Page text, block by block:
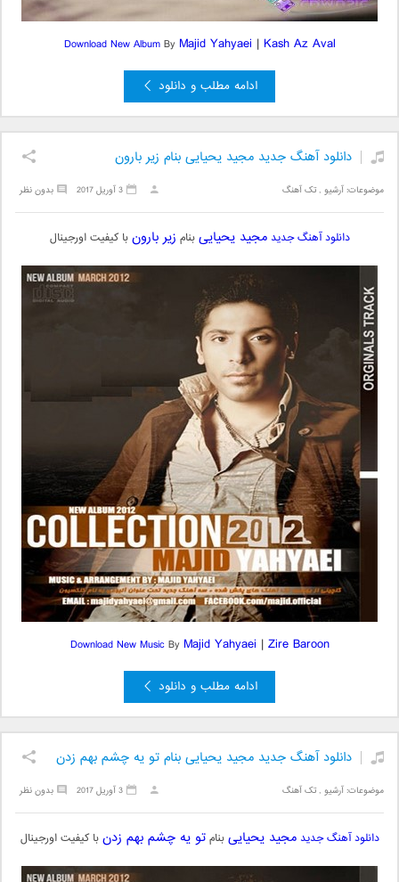
Download New AlbumBy Majid Yahyaei | Kash Az Aval
ادامه مطلب و دانلود
دانلود آهنگ جدید مجید یحیایی بنام زیر بارون
موضوعات:آرشیو ,تک آهنگ بدون نظر 3 آوریل 2017
دانلود آهنگ جدید مجید یحیاییبنام زیر بارونبا کیفیت اورجینال
Download New MusicBy Majid Yahyaei | Zire Baroon
ادامه مطلب و دانلود
دانلود آهنگ جدید مجید یحیایی بنام تو یه چشم بهم زدن
موضوعات:آرشیو ,تک آهنگ بدون نظر 3 آوریل 2017
دانلود آهنگ جدید مجید یحیاییبنامتو یه چشم بهم زدنبا کیفیت اورجینال